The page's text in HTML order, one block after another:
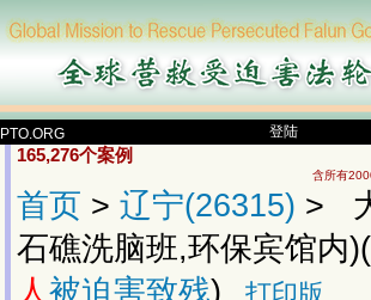
登陆
165,276个案例
含所有
首页 > 辽宁(26315) >
石礁洗脑班,环保宾馆内
人被迫害致残) 打印版